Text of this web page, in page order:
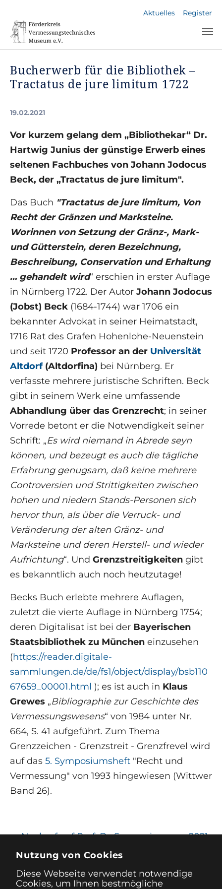
Nutzung von Cookies
Diese Webseite verwendet notwendige
Cookies, um Ihnen bestmögliche
Aktuelles Register
Bucherwerb für die Bibliothek –
Tractatus de jure limitum 1722
19.02.2021
Vor kurzem gelang dem „Bibliothekar“ Dr.
Hartwig Junius der günstige Erwerb eines
seltenen Fachbuches von Johann Jodocus
Beck, der „Tractatus de jure limitum".
Das Buch "Tractatus de jure limitum, Von
Recht der Gränzen und Marksteine.
Worinnen von Setzung der Gränz-, Mark-
und Gütterstein, deren Bezeichnung,
Beschreibung, Conservation und Erhaltung
… gehandelt wird“ erschien in erster Auflage
in Nürnberg 1722. Der Autor Johann Jodocus
(Jobst) Beck (1684-1744) war 1706 ein
bekannter Advokat in seiner Heimatstadt,
1716 Rat des Grafen Hohenlohe-Neuenstein
und seit 1720 Professor an der Universität
Altdorf(Altdorfina) bei Nürnberg. Er
verfasste mehrere juristische Schriften. Beck
gibt in seinem Werk eine umfassende
Abhandlung über das Grenzrecht; in seiner
Vorrede betont er die Notwendigkeit seiner
Schrift: „Es wird niemand in Abrede seyn
können, und bezeugt es auch die tägliche
Erfahrung genugsam, daß keine mehrere
Controversien und Strittigkeiten zwischen
hohen und niedern Stands-Personen sich
hervor thun, als über die Verruck- und
Veränderung der alten Gränz- und
Marksteine und deren Herstell- und wieder
Aufrichtung“. Und Grenzstreitigkeiten gibt
es bekanntlich auch noch heutzutage!
Becks Buch erlebte mehrere Auflagen,
zuletzt die vierte Auflage in Nürnberg 1754;
deren Digitalisat ist bei der Bayerischen
Staatsbibliothek zu München einzusehen
(https://reader.digitale-
sammlungen.de/de/fs1/object/display/bsb110
67659_00001.html ); es ist auch in Klaus
Grewes „Bibliographie zur Geschichte des
Vermessungswesens“ von 1984 unter Nr.
664, S. 41 aufgeführt. Zum Thema
Grenzzeichen - Grenzstreit - Grenzfrevel wird
auf das 5. Symposiumsheft "Recht und
Vermessung" von 1993 hingewiesen (Wittwer
Band 26).
←Nachruf auf Prof. Dr.
Siegfried Heitz (1929-
Symposium von 2021
nach 2022